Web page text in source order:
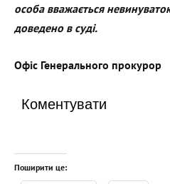
особа вважається
доведено в суді.
Офіс Генерального прокурор
Коментувати
Поширити це: